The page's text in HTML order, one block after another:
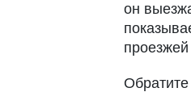
он